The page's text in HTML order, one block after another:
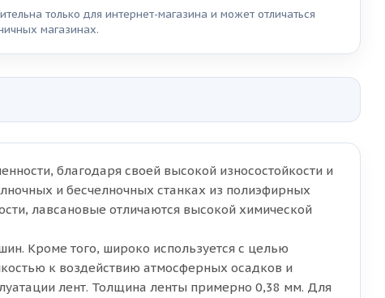
только для интернет-магазина и может отличаться
магазинах.
благодаря своей высокой износостойкости и
и бесчелночных станках из полиэфирных
лавсановые отличаются высокой химической
Кроме того, широко используется с целью
к воздействию атмосферных осадков и
лент. Толщина ленты примерно 0,38 мм. Для